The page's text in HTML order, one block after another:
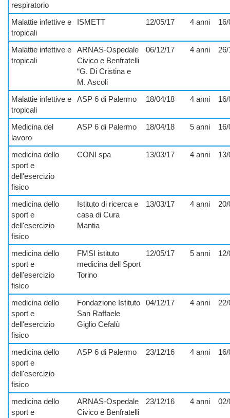
respiratorio
Malattie infettive e
tropicali
ISMETT 12/05/17 4 anni
Malattie infettive e
tropicali
ARNAS-Ospedale
Civico e Benfratelli
“G. Di Cristina e
M. Ascoli
06/12/17 4 anni 26/
Malattie infettive e
tropicali
ASP 6 di Palermo 18/04/18 4 anni
Medicina del
lavoro
ASP 6 di Palermo 18/04/18 5 anni
medicina dello
sport e
dell'esercizio
fisico
CONI spa 13/03/17 4 anni
medicina dello
sport e
dell'esercizio
fisico
Istituto di ricerca e
casa di Cura
Mantia
13/03/17 4 anni 20/
medicina dello
sport e
dell'esercizio
fisico
FMSI istituto
medicina dell Sport
Torino
12/05/17 5 anni
medicina dello
sport e
dell'esercizio
fisico
Fondazione Istituto
San Raffaele
Giglio Cefalù
04/12/17 4 anni 22/
medicina dello
sport e
dell'esercizio
fisico
ASP 6 di Palermo 23/12/16 4 anni
medicina dello
sport e
ARNAS-Ospedale
Civico e Benfratelli
23/12/16 4 anni 02/